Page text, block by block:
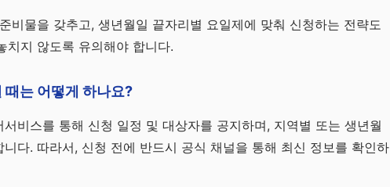
비물을 갖추고, 생년월일 끝자리별 요일제에 맞춰 신청하는 전략도
치지 않도록 유의해야 합니다.
때는 어떻게 하나요?
비스를 통해 신청 일정 및 대상자를 공지하며, 지역별 또는 생년월
다. 따라서, 신청 전에 반드시 공식 채널을 통해 최신 정보를 확인하